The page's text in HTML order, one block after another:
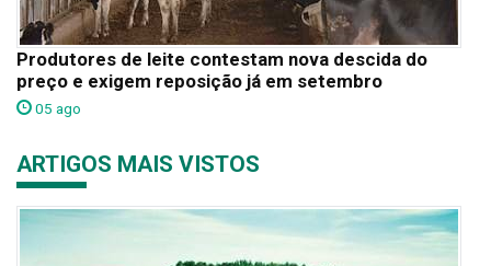
Produtores de leite contestam nova descida do
preço e exigem reposição já em setembro
05 ago
ARTIGOS MAIS VISTOS